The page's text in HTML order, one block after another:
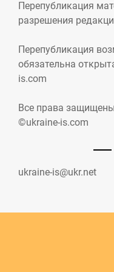
Перепубликация
разрешения
Перепубликация
обязательна
is.com
Все права защищены
©ukraine-is.com
ukraine-is@ukr.net